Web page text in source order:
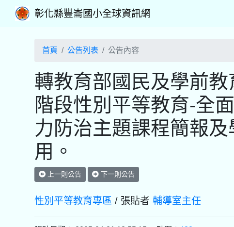
彰化縣豐崙國小全球資訊網
首頁 公告列表 公告內容
轉教育部國民及學前
階段性別平等教育-全
力防治主題課程簡報
用。
上一則公告 下一則公告
性別平等教育專區 / 張貼者 輔導室主任